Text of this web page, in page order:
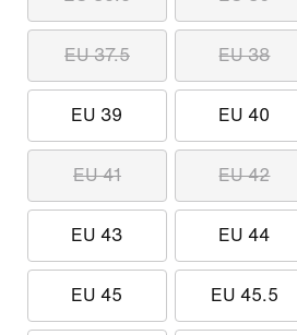
EU 37.5 EU 38
EU 39 EU 40
EU 41 EU 42
EU 43 EU 44
EU 45 EU 45.5